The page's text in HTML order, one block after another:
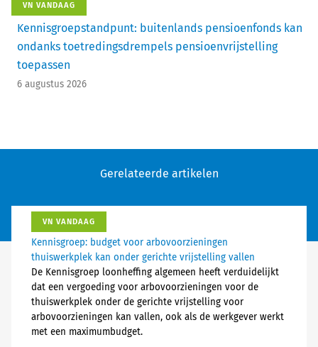
VN VANDAAG
Kennisgroepstandpunt: buitenlands pensioenfonds kan
ondanks toetredingsdrempels pensioenvrijstelling
toepassen
6 augustus 2026
Gerelateerde artikelen
VN VANDAAG
Kennisgroep: budget voor arbovoorzieningen
thuiswerkplek kan onder gerichte vrijstelling vallen
De Kennisgroep loonheffing algemeen heeft verduidelijkt
dat een vergoeding voor arbovoorzieningen voor de
thuiswerkplek onder de gerichte vrijstelling voor
arbovoorzieningen kan vallen, ook als de werkgever werkt
met een maximumbudget.